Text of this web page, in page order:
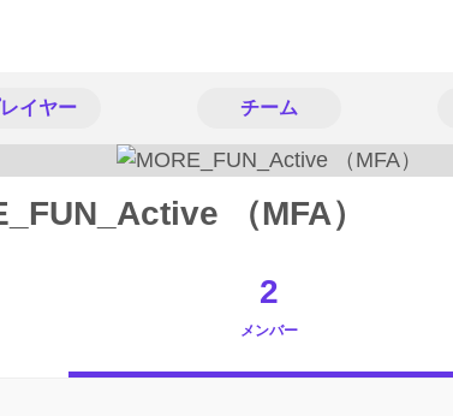
イヤー チーム
（MFA）
2
メンバー